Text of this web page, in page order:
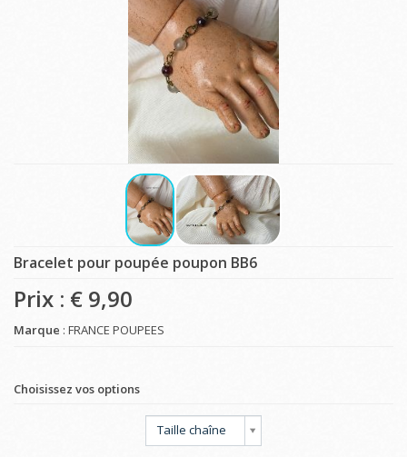
Bracelet pour poupée poupon BB6
Prix : € 9,90
Marque : FRANCE POUPEES
Choisissez vos options
Taille chaîne